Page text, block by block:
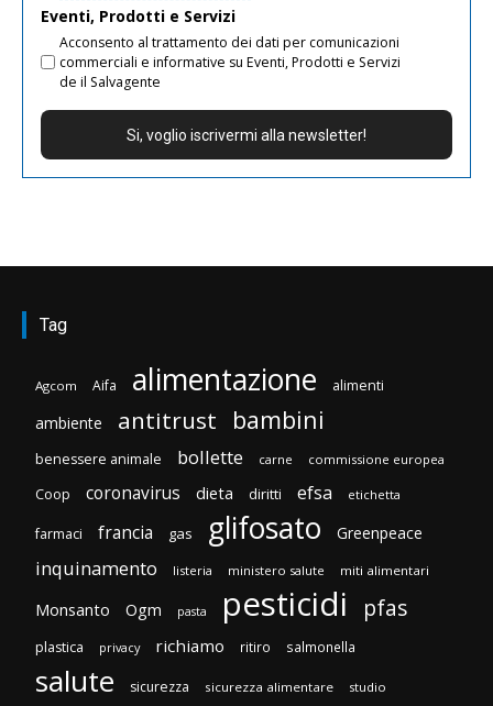
Eventi, Prodotti e Servizi
Acconsento al trattamento dei dati per comunicazioni
commerciali e informative su Eventi, Prodotti e Servizi
de il Salvagente
Tag
Agcom Aifa alimentazione alimenti
ambiente antitrust bambini
benessere animale bollette carne commissione europea
Coop coronavirus dieta diritti efsa etichetta
farmaci francia gas glifosato Greenpeace
inquinamento listeria ministero salute miti alimentari
Monsanto Ogm pasta pesticidi pfas
plastica privacy richiamo ritiro salmonella
salute sicurezza sicurezza alimentare studio